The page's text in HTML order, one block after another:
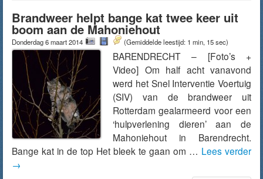
Brandweer helpt bange kat twee keer uit
boom aan de Mahoniehout
Donderdag 6 maart 2014 (Gemiddelde leestijd: 1 min, 15 sec)
BARENDRECHT – [Foto’s +
Video] Om half acht vanavond
werd het Snel Interventie Voertuig
(SIV) van de brandweer uit
Rotterdam gealarmeerd voor een
‘hulpverlening dieren’ aan de
Mahoniehout in Barendrecht.
Bange kat in de top Het bleek te gaan om … Lees verder
→